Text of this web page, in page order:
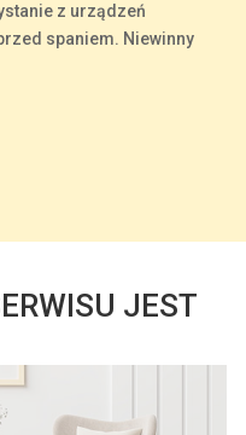
z urządzeń
spaniem. Niewinny
JEST